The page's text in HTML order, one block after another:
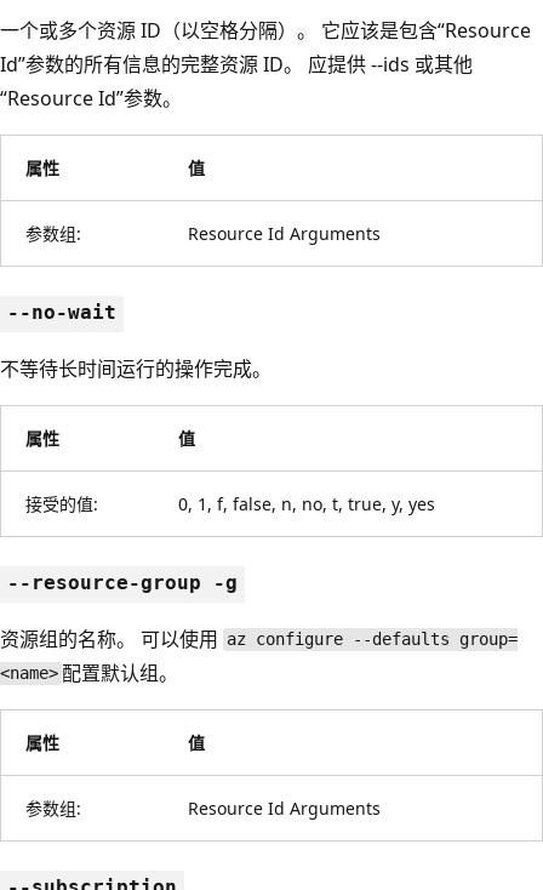
一个或多个资源 ID（以空格分隔）。 它应该是包含“Resource
Id”参数的所有信息的完整资源 ID。 应提供 --ids 或其他
“Resource Id”参数。
属性 值
参数组: Resource Id Arguments
--no-wait
不等待长时间运行的操作完成。
属性 值
接受的值: 0, 1, f, false, n, no, t, true, y, yes
--resource-group -g
资源组的名称。 可以使用 az configure --defaults group=
<name> 配置默认组。
属性 值
参数组: Resource Id Arguments